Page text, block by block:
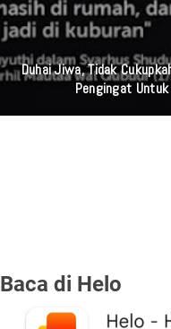
Duhai Jiwa, Tidak
Pengingat
Baca di Helo